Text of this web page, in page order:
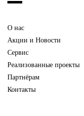
О нас
Акции и Новости
Сервис
Реализованные проекты
Партнёрам
Контакты